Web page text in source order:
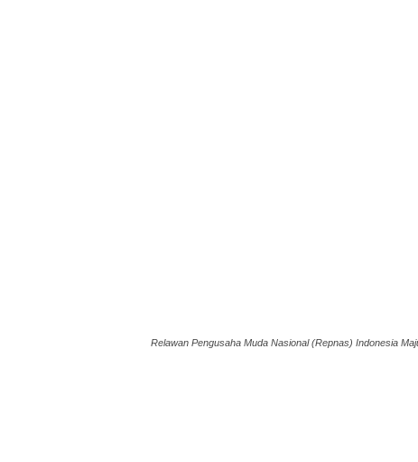
Relawan Pengusaha Muda Nasional (Repnas) Indonesia